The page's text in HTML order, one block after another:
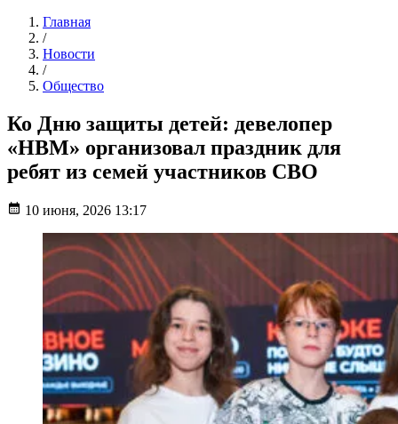
Главная
/
Новости
/
Общество
Ко Дню защиты детей: девелопер
«НВМ» организовал праздник для
ребят из семей участников СВО
10 июня, 2026 13:17